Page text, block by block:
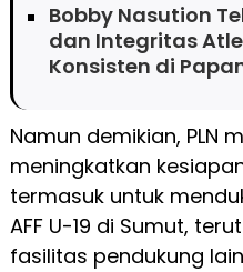
Bobby Nasution
dan Integritas
Konsisten di
Namun demikian, PLN
meningkatkan
termasuk untuk
AFF U-19 di Sumut,
fasilitas pendukung